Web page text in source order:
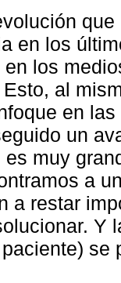
en los
los
al
en
un
es muy
a
a restar
Y
se